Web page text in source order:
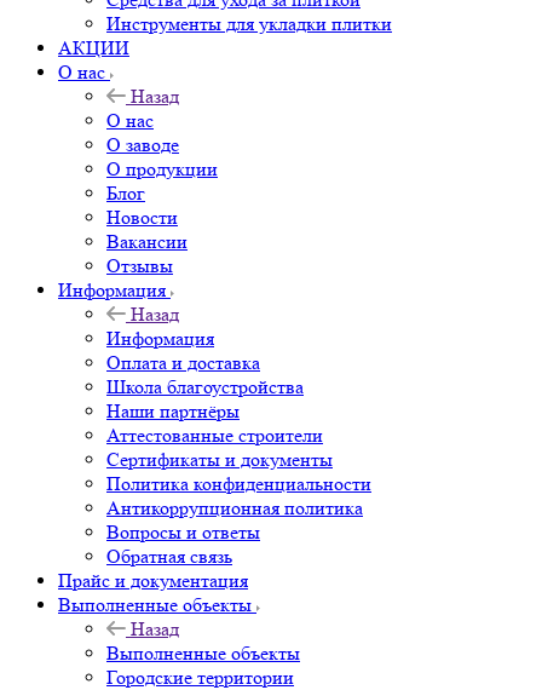
Инструменты для укладки плитки
АКЦИИ
О нас
Назад
О нас
О заводе
О продукции
Блог
Новости
Вакансии
Отзывы
Информация
Назад
Информация
Оплата и доставка
Школа благоустройства
Наши партнёры
Аттестованные строители
Сертификаты и документы
Политика конфиденциальности
Антикоррупционная политика
Вопросы и ответы
Обратная связь
Прайс и документация
Выполненные объекты
Назад
Выполненные объекты
Городские территории